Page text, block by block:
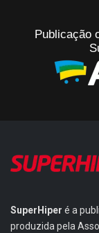
Publicação
SuperHiper é a
produzida pela